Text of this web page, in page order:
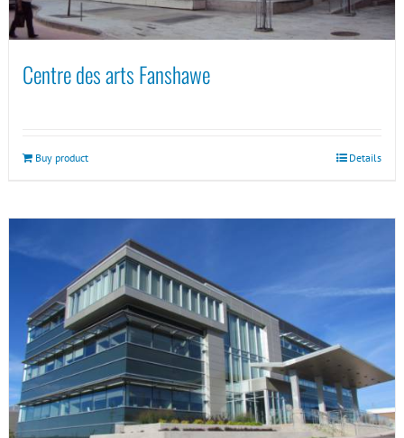
Centre des arts Fanshawe
Buy product Details